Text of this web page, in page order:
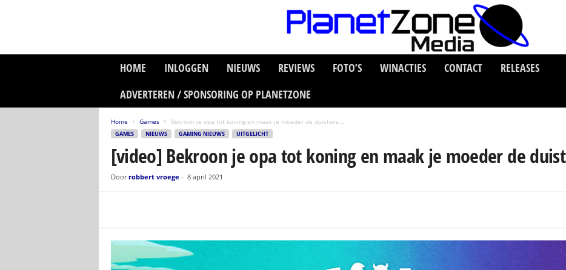
HOME INLOGGEN NIEUWS REVIEWS FOTO’S WINACTIES CONTACT
RELEASES
ADVERTEREN / SPONSORING OP PLANETZONE
Home Games Bekroon je opa tot koning en maak je moeder de duistere...
GAMES NIEUWS GAMING NIEUWS UITGELICHT
[video] Bekroon je opa tot koning en maak je moeder de
Door robbert vroege - 8 april 2021